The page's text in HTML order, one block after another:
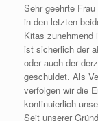
Sehr geehrte Frau
in den letzten
Kitas zunehmend
ist sicherlich der
oder auch der
geschuldet. Als
verfolgen wir die
kontinuierlich
Seit unserer